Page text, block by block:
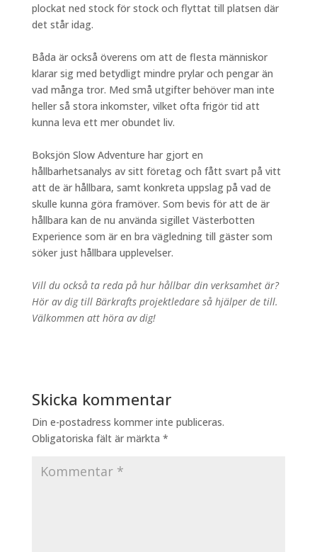
plockat ned stock för stock och flyttat till platsen där
det står idag.
Båda är också överens om att de flesta människor
klarar sig med betydligt mindre prylar och pengar än
vad många tror. Med små utgifter behöver man inte
heller så stora inkomster, vilket ofta frigör tid att
kunna leva ett mer obundet liv.
Boksjön Slow Adventure har gjort en
hållbarhetsanalys av sitt företag och fått svart på vitt
att de är hållbara, samt konkreta uppslag på vad de
skulle kunna göra framöver. Som bevis för att de är
hållbara kan de nu använda sigillet Västerbotten
Experience som är en bra vägledning till gäster som
söker just hållbara upplevelser.
Vill du också ta reda på hur hållbar din verksamhet är?
Hör av dig till Bärkrafts projektledare så hjälper de till.
Välkommen att höra av dig!
Skicka kommentar
Din e-postadress kommer inte publiceras.
Obligatoriska fält är märkta *